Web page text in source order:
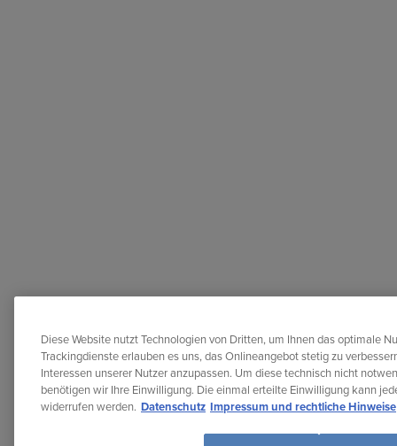
Diese Website nutzt Technologien von Dritten, um Ihnen das optimale
Trackingdienste erlauben es uns, das Onlineangebot stetig zu
Interessen unserer Nutzer anzupassen. Um diese technisch nicht
benötigen wir Ihre Einwilligung. Die einmal erteilte Einwilligung kann
widerrufen werden. Datenschutz Impressum und rechtliche Hinweise